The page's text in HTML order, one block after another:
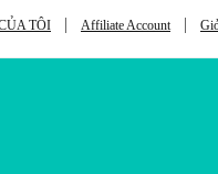
TÔI Affiliate Account